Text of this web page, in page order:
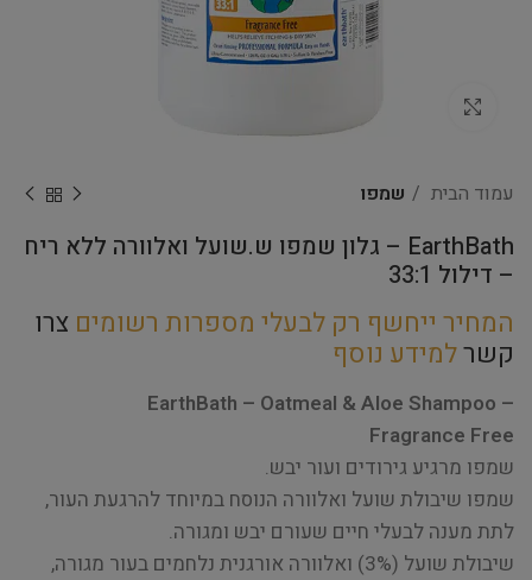
עמוד הבית שמפו
EarthBath – גלון שמפו ש.שועל ואלוורה ללא ריח
– דילול 33:1
המחיר ייחשף רק לבעלי מספרות רשומים צרו
קשרלמידע נוסף
EarthBath – Oatmeal & Aloe Shampoo –
Fragrance Free
שמפו מרגיע גירודים ועור יבש.
שמפו שיבולת שועל ואלוורה הנוסח במיוחד להרגעת העור,
לתת מענה לבעלי חיים שעורם יבש ומגורה.
שיבולת שועל (3%) ואלוורה אורגנית נלחמים בעור מגורה,